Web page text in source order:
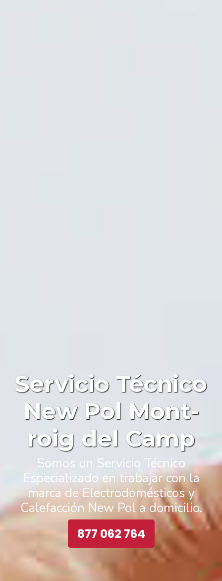
Servicio Técnico
New Pol Mont-
roig del Camp
Somos un Servicio Técnico
Especializado en trabajar con la
marca de Electrodomésticos y
Calefacción New Pol a domicilio.
877 062 764